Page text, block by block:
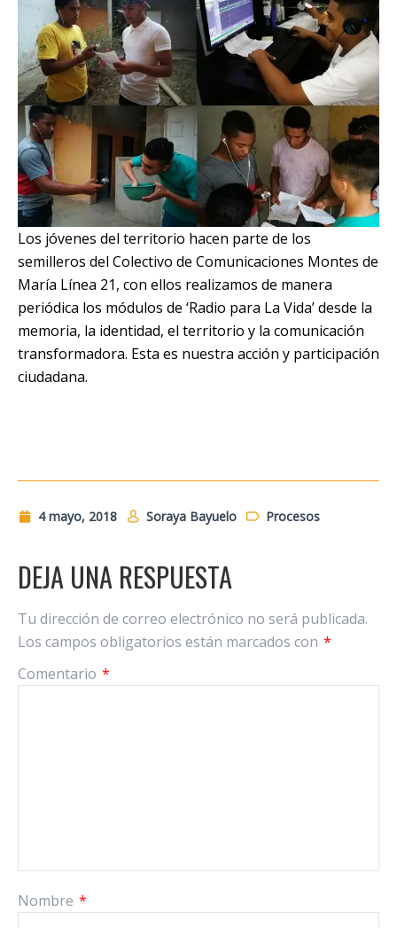
Los jóvenes del territorio hacen parte de los
semilleros del Colectivo de Comunicaciones Montes de
María Línea 21, con ellos realizamos de manera
periódica los módulos de ‘Radio para La Vida’ desde la
memoria, la identidad, el territorio y la comunicación
transformadora. Esta es nuestra acción y participación
ciudadana.
4 mayo, 2018 Soraya Bayuelo Procesos
DEJA UNA RESPUESTA
Tu dirección de correo electrónico no será publicada.
Los campos obligatorios están marcados con *
Comentario *
Nombre *